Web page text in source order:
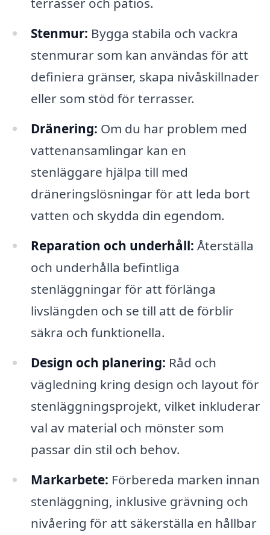
Stenmur: Bygga stabila och vackra
stenmurar som kan användas för att
definiera gränser, skapa nivåskillnader
eller som stöd för terrasser.
Dränering: Om du har problem med
vattenansamlingar kan en
stenläggare hjälpa till med
dräneringslösningar för att leda bort
vatten och skydda din egendom.
Reparation och underhåll: Återställa
och underhålla befintliga
stenläggningar för att förlänga
livslängden och se till att de förblir
säkra och funktionella.
Design och planering: Råd och
vägledning kring design och layout för
stenläggningsprojekt, vilket inkluderar
val av material och mönster som
passar din stil och behov.
Markarbete: Förbereda marken innan
stenläggning, inklusive grävning och
nivåering för att säkerställa en hållbar